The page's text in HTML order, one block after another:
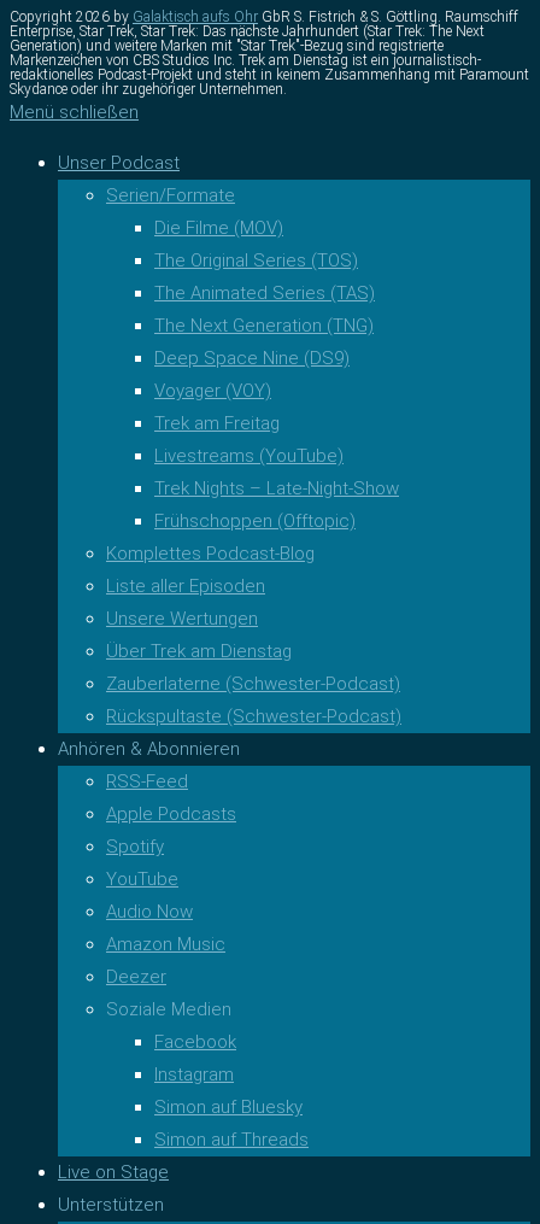
Copyright 2026 by Galaktisch aufs Ohr GbR S. Fistrich & S. Göttling. Raumschiff
Enterprise, Star Trek, Star Trek: Das nächste Jahrhundert (Star Trek: The Next
Generation) und weitere Marken mit "Star Trek"-Bezug sind registrierte
Markenzeichen von CBS Studios Inc. Trek am Dienstag ist ein journalistisch-
redaktionelles Podcast-Projekt und steht in keinem Zusammenhang mit Paramount
Skydance oder ihr zugehöriger Unternehmen.
Menü schließen
Unser Podcast
Serien/Formate
Die Filme (MOV)
The Original Series (TOS)
The Animated Series (TAS)
The Next Generation (TNG)
Deep Space Nine (DS9)
Voyager (VOY)
Trek am Freitag
Livestreams (YouTube)
Trek Nights – Late-Night-Show
Frühschoppen (Offtopic)
Komplettes Podcast-Blog
Liste aller Episoden
Unsere Wertungen
Über Trek am Dienstag
Zauberlaterne (Schwester-Podcast)
Rückspultaste (Schwester-Podcast)
Anhören & Abonnieren
RSS-Feed
Apple Podcasts
Spotify
YouTube
Audio Now
Amazon Music
Deezer
Soziale Medien
Facebook
Instagram
Simon auf Bluesky
Simon auf Threads
Live on Stage
Unterstützen